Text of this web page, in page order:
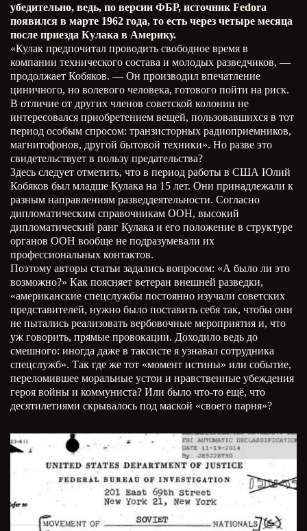
убедительно, ведь, по версии ФБР, источник Fedora
появился в марте 1962 года, то есть через четыре месяца
после приезда Кулака в Америку.
«Кулак предпочитал проводить свободное время в
компании технического состава и молодых разведчиков, —
продолжает Кобяков. — Он производил впечатление
циничного, но волевого человека, готового пойти на риск.
В отличие от других членов советской колонии не
интересовался приобретением вещей, пользовавшихся в тот
период особым спросом: транзисторных радиоприемников,
магнитофонов, другой бытовой техники». Но разве это
свидетельствует в пользу предательства?
Здесь следует отметить, что в период работы в США Юлий
Кобяков был младше Кулака на 15 лет. Они принадлежали к
разным направлениям разведдеятельности. Согласно
дипломатическим справочникам ООН, высокий
дипломатический ранг Кулака и его положение в структуре
органов ООН вообще не подразумевали их
профессиональных контактов.
Поэтому авторы статьи задались вопросом: «А было ли это
возможно?» Как поясняет ветеран внешней разведки,
«американские спецслужбы постоянно изучали советских
представителей, нужно было поставить себя так, чтобы они
не пытались реализовать вербовочные мероприятия и, что
уж говорить, прямые провокации. Доходило ведь до
смешного: иногда даже в таксисте я узнавал сотрудника
спецслужб». Так где же тот «момент истины» или событие,
переломившее моральные устои и нравственные убеждения
героя войны и коммуниста? Или было что-то ещё, что
десятилетиями скрывалось под маской «своего парня»?